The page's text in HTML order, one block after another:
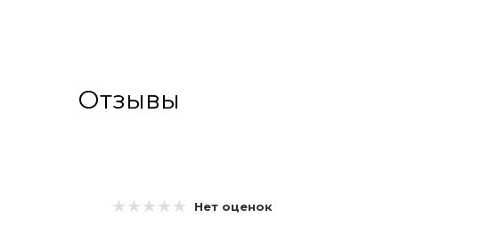
Отзывы
Нет оценок